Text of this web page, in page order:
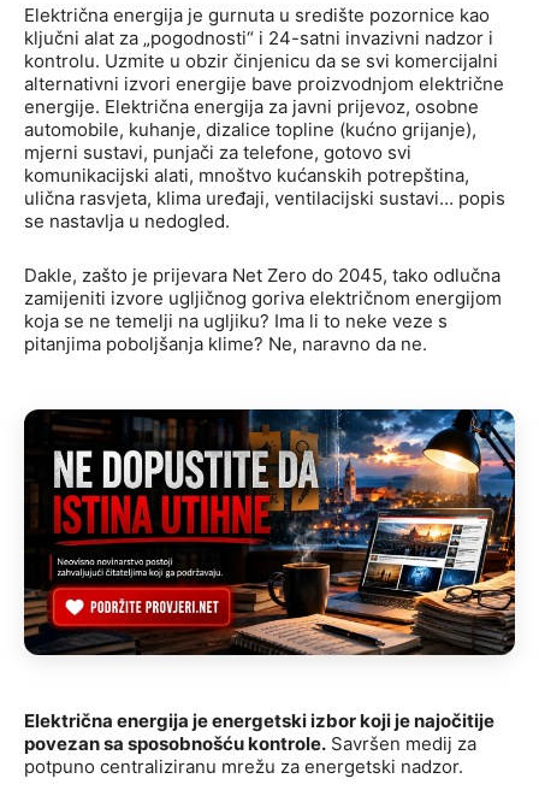
Električna energija je gurnuta u središte pozornice kao
ključni alat za „pogodnosti“ i 24-satni invazivni nadzor i
kontrolu. Uzmite u obzir činjenicu da se svi komercijalni
alternativni izvori energije bave proizvodnjom električne
energije. Električna energija za javni prijevoz, osobne
automobile, kuhanje, dizalice topline (kućno grijanje),
mjerni sustavi, punjači za telefone, gotovo svi
komunikacijski alati, mnoštvo kućanskih potrepština,
ulična rasvjeta, klima uređaji, ventilacijski sustavi… popis
se nastavlja u nedogled.
Dakle, zašto je prijevara Net Zero do 2045, tako odlučna
zamijeniti izvore ugljičnog goriva električnom energijom
koja se ne temelji na ugljiku? Ima li to neke veze s
pitanjima poboljšanja klime? Ne, naravno da ne.
Električna energija je energetski izbor koji je najočitije
povezan sa sposobnošću kontrole. Savršen medij za
potpuno centraliziranu mrežu za energetski nadzor.